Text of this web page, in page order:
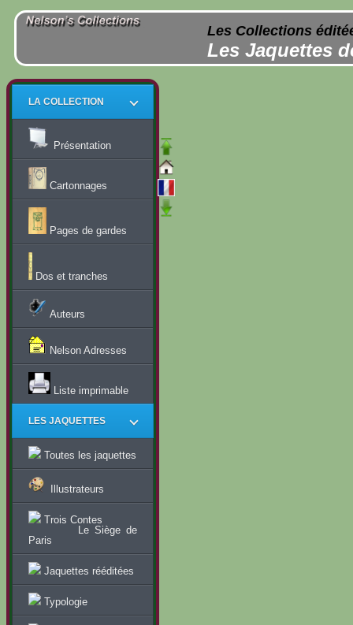
Les Collections
Les Jaquettes
LA COLLECTION
Présentation
Cartonnages
Pages de gardes
Dos et tranches
Auteurs
Nelson Adresses
Liste imprimable
LES JAQUETTES
Toutes les jaquettes
Illustrateurs
Trois Contes
Le Siège de
Paris
Jaquettes rééditées
Typologie